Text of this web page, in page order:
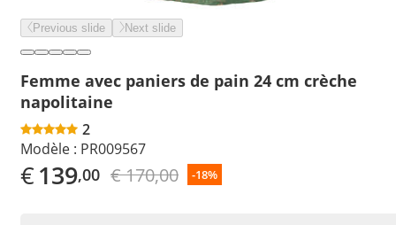
Previous slide Next slide
Femme avec paniers de pain 24 cm crèche
napolitaine
2
Modèle : PR009567
€139,00 € 170,00 -18%